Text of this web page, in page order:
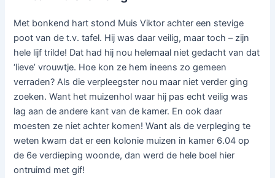
Met bonkend hart stond Muis Viktor achter een stevige
poot van de t.v. tafel. Hij was daar veilig, maar toch – zijn
hele lijf trilde! Dat had hij nou helemaal niet gedacht van dat
‘lieve’ vrouwtje. Hoe kon ze hem ineens zo gemeen
verraden? Als die verpleegster nou maar niet verder ging
zoeken. Want het muizenhol waar hij pas echt veilig was
lag aan de andere kant van de kamer. En ook daar
moesten ze niet achter komen! Want als de verpleging te
weten kwam dat er een kolonie muizen in kamer 6.04 op
de 6e verdieping woonde, dan werd de hele boel hier
ontruimd met gif!